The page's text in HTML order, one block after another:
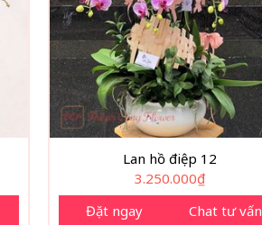
Lan hồ điệp 12
3.250.000₫
Đặt ngay
Chat tư vấn